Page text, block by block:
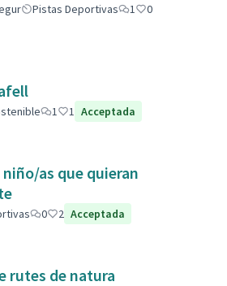
Pistas Deportivas 1
0
1 1 Acceptada
as que quieran
0 2 Acceptada
rutes de natura